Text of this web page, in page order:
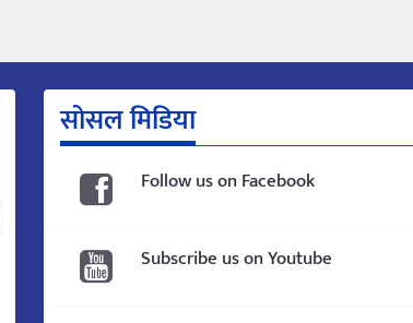
सोसल मिडिया
Follow us on Facebook
Subscribe us on Youtube